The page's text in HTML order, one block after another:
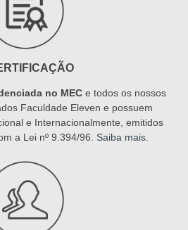
no MEC e todos os nossos
Faculdade Eleven e possuem
e Internacionalmente, emitidos
a Lei nº 9.394/96. Saiba mais.